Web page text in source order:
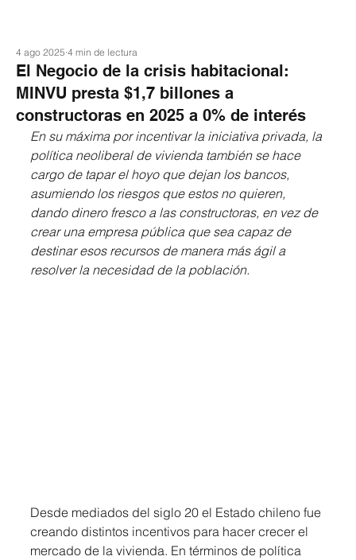
El Negocio de la crisis habitacional:
MINVU presta $1,7 billones a
constructoras en 2025 a 0% de interés
4 ago 2025 4 min de lectura
En su máxima por incentivar la iniciativa privada, la
política neoliberal de vivienda también se hace
cargo de tapar el hoyo que dejan los bancos,
asumiendo los riesgos que estos no quieren,
dando dinero fresco a las constructoras, en vez de
crear una empresa pública que sea capaz de
destinar esos recursos de manera más ágil a
resolver la necesidad de la población.
Desde mediados del siglo 20 el Estado chileno fue
creando distintos incentivos para hacer crecer el
mercado de la vivienda. En términos de política